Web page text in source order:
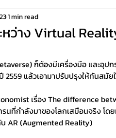
ว่าง Virtual
1 min read
ก็ต้องมีเครื่องมือ และอุป
แล้วเอามาปรับปรุงให้ทันสมัย
เรื่อง The difference
รนที่กำลังมาของโลกเสมือนจริง
AR (Augmented Reality)